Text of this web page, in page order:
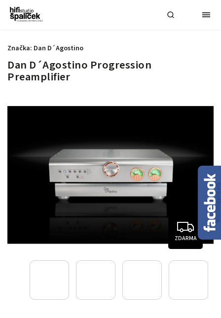
Dan D´Agostino Progression
Preamplifier
ZDARMA
Značka: Dan D´Agostino